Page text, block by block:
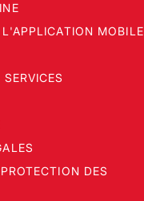
L'APPLICATION MOBILE
DES